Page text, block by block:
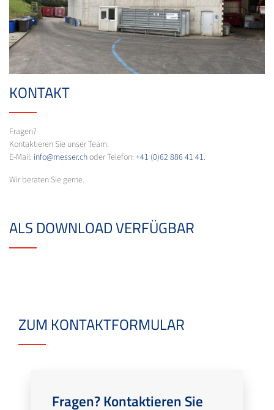
KONTAKT
Fragen?
Kontaktieren Sie unser Team.
E-Mail: info@messer.choder Telefon: +41 (0)62 886 41 41.
Wir beraten Sie gerne.
ALS DOWNLOAD VERFÜGBAR
ZUM KONTAKTFORMULAR
Fragen? Kontaktieren Sie